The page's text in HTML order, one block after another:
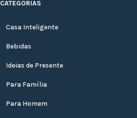
CATEGORIAS
Casa Inteligente
Bebidas
Ideias de Presente
Para Família
Para Homem